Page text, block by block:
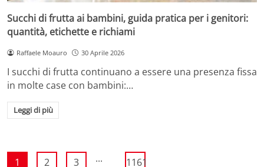
Succhi di frutta ai bambini, guida pratica per i genitori:
quantità, etichette e richiami
Raffaele Moauro 30 Aprile 2026
I succhi di frutta continuano a essere una presenza fissa
in molte case con bambini:…
Leggi di più
1 2 3 ... 1161